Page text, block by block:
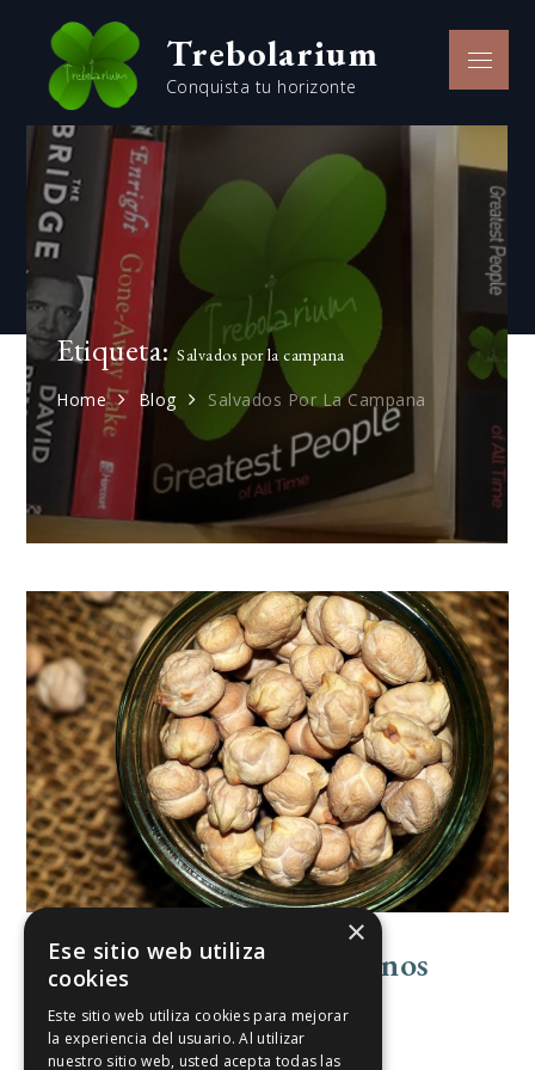
content
Trebolarium
Conquista tu horizonte
Menu
Etiqueta:Salvados por la campana
Home Blog Salvados Por La Campana
Algunos Cuantos Desayunos
Polémicos
Escribir y Publicar
×
Ese sitio web utiliza
cookies
Este sitio web utiliza cookies para mejorar
la experiencia del usuario. Al utilizar
nuestro sitio web, usted acepta todas las